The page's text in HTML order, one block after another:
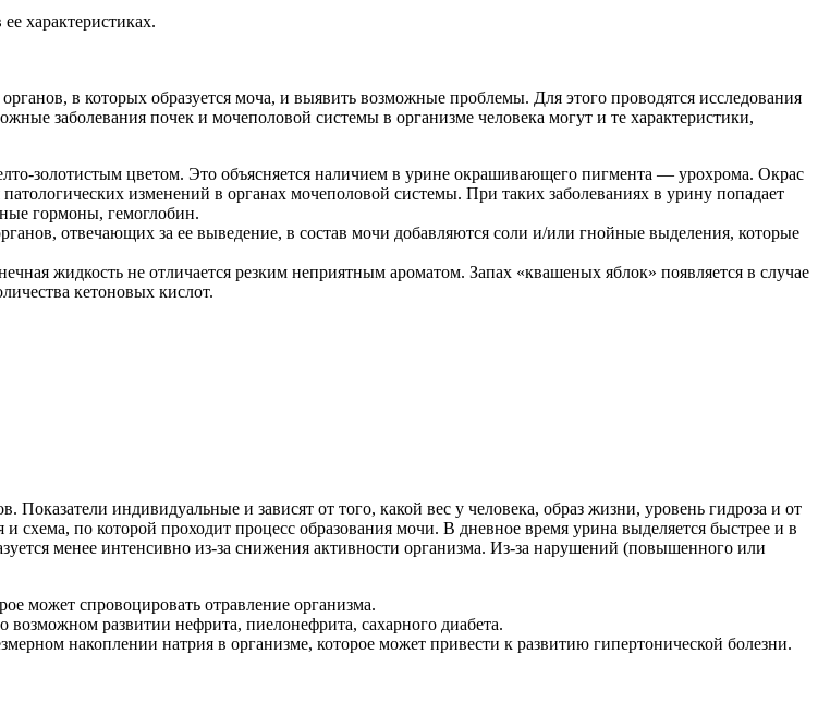
характеристиках.
в которых образуется моча, и выявить возможные проблемы. Для этого проводятся исследования
заболевания почек и мочеполовой системы в организме человека могут и те характеристики,
золотистым цветом. Это объясняется наличием в урине окрашивающего пигмента — урохрома. Окрас
изменений в органах мочеполовой системы. При таких заболеваниях в урину попадает
гормоны, гемоглобин.
отвечающих за ее выведение, в состав мочи добавляются соли и/или гнойные выделения, которые
жидкость не отличается резким неприятным ароматом. Запах «квашеных яблок» появляется в случае
кетоновых кислот.
Показатели индивидуальные и зависят от того, какой вес у человека, образ жизни, уровень гидроза и от
схема, по которой проходит процесс образования мочи. В дневное время урина выделяется быстрее и в
менее интенсивно из-за снижения активности организма. Из-за нарушений (повышенного или
может спровоцировать отравление организма.
развитии нефрита, пиелонефрита, сахарного диабета.
накоплении натрия в организме, которое может привести к развитию гипертонической болезни.